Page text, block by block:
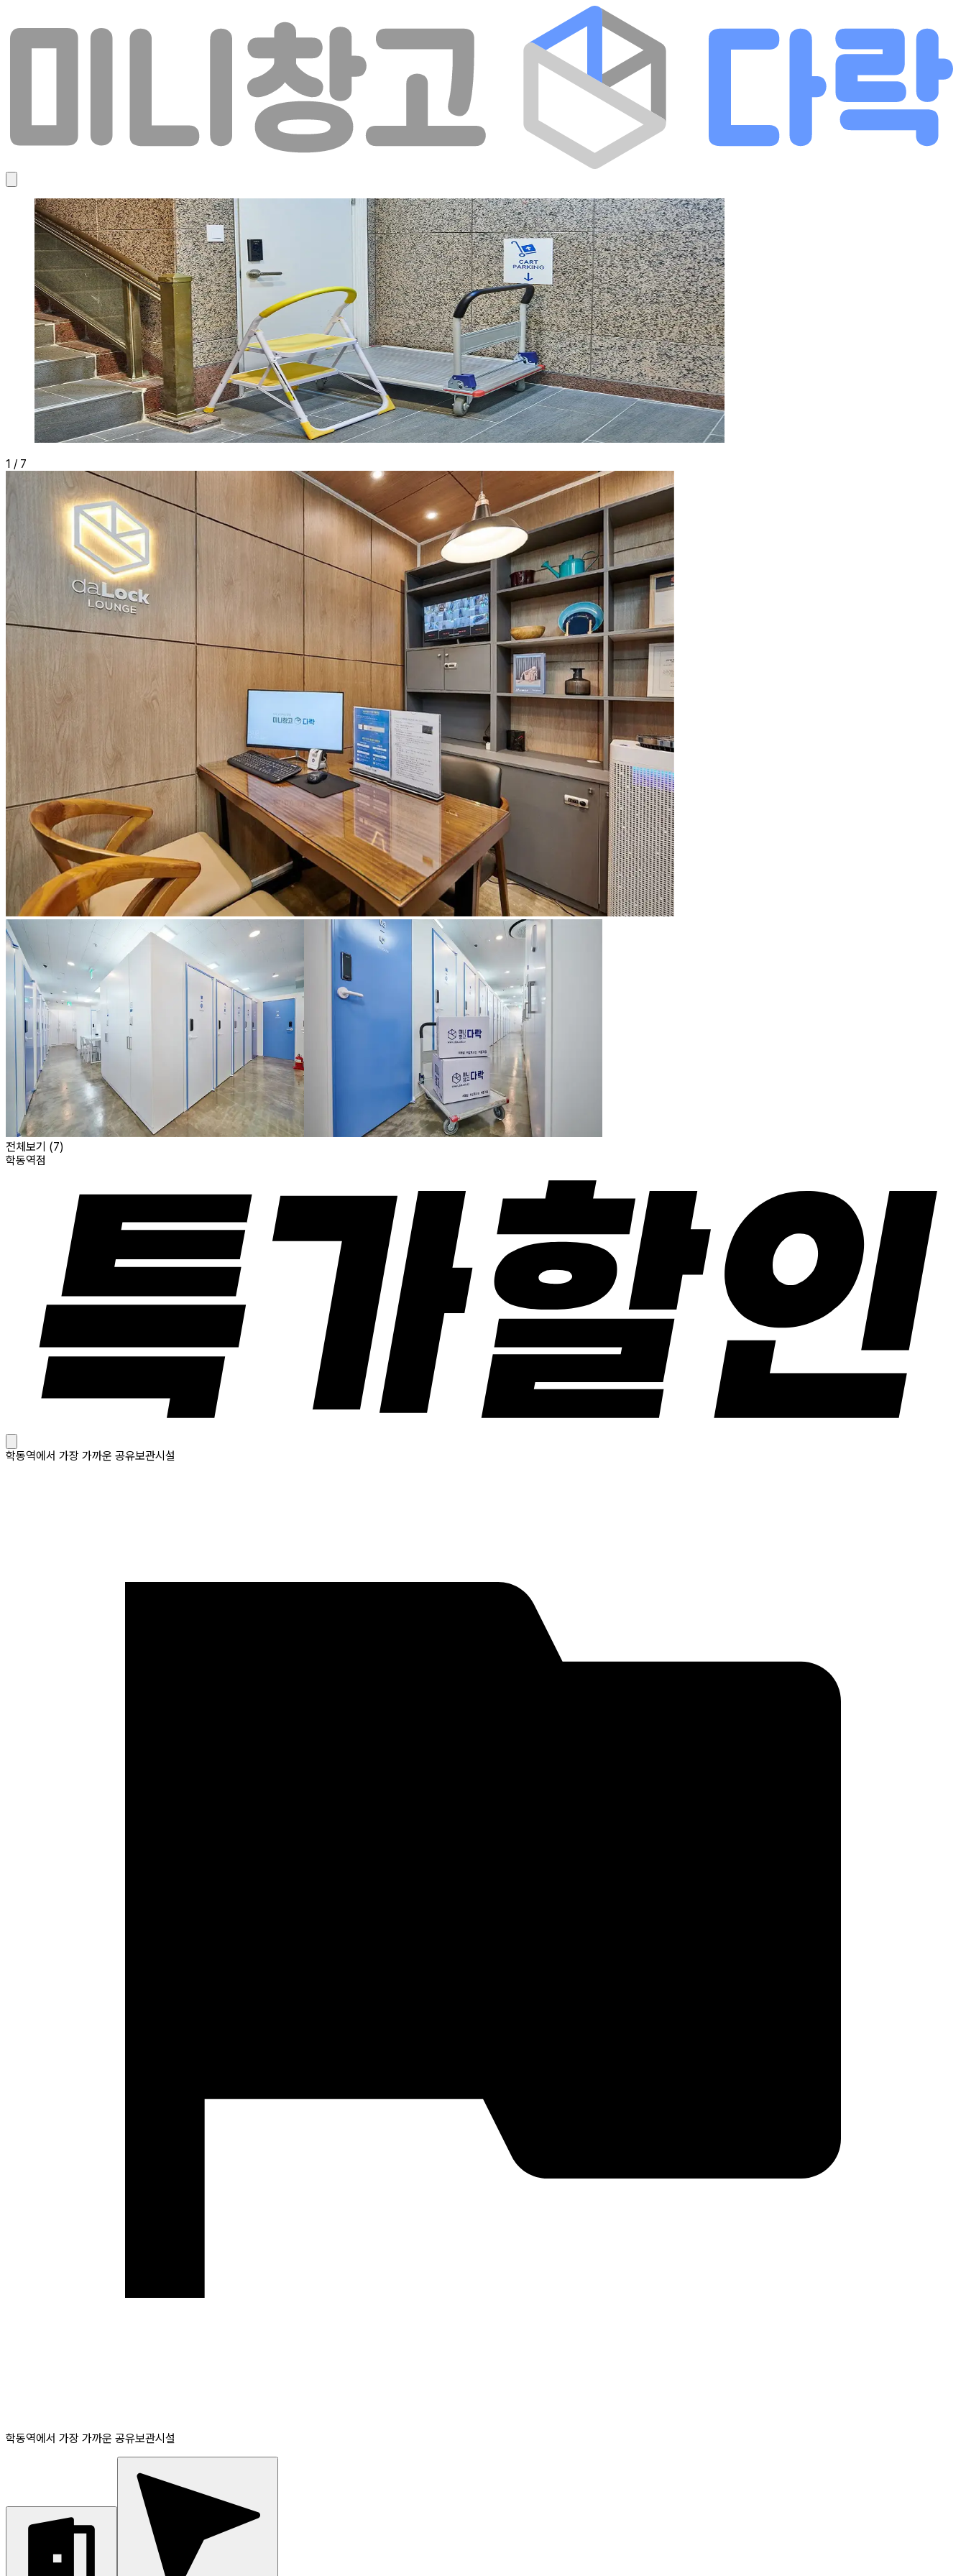
1 / 7
전체보기 (7)
학동역점
학동역에서 가장 가까운 공유보관시설
학동역에서 가장 가까운 공유보관시설